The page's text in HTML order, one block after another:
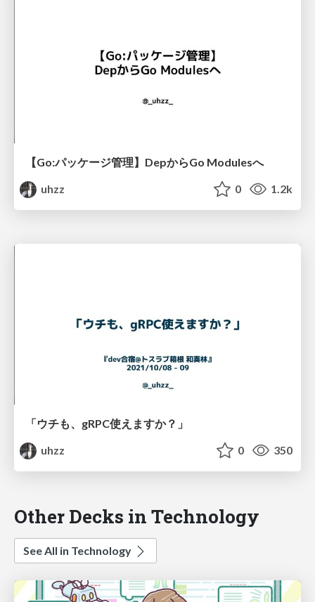
【Go:パッケージ管理】DepからGo Modulesへ
uhzz
0 1.2k
「ウチも、gRPC使えますか？」
uhzz
0 350
Other Decks in Technology
See All in Technology